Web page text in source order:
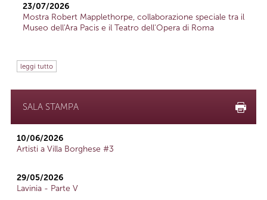
23/07/2026
Mostra Robert Mapplethorpe, collaborazione speciale tra il
Museo dell'Ara Pacis e il Teatro dell'Opera di Roma
leggi tutto
SALA STAMPA
10/06/2026
Artisti a Villa Borghese #3
29/05/2026
Lavinia - Parte V